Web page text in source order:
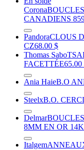
Corona
CANADIENS
PandoraCLOUS
CZ68.00 $
Thomas Sabo
FACETTÉE65.00
Ania HaieB.O
SteelxB.O.
Delmar
8MM EN OR
Italgem